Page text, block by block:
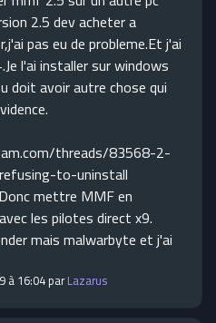
2.5 dev acheter a
pas eu de probleme.Et j'ai
l'ai installer sur windows
doit avoir autre chose qui
threads/83568-2-
to-uninstall
mettre MMF en
les pilotes direct x9.
mais malwarbyte et j'ai
à 16:04 parLazarus